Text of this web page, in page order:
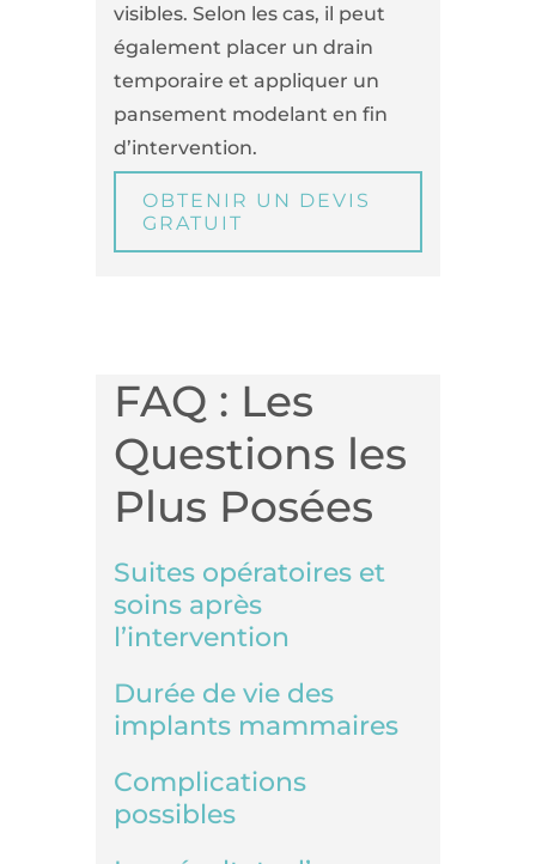
visibles. Selon les cas, il peut
également placer un drain
temporaire et appliquer un
pansement modelant en fin
d’intervention.
OBTENIR UN DEVIS
GRATUIT
FAQ : Les
Questions les
Plus Posées
Suites opératoires et
soins après
l’intervention
Durée de vie des
implants mammaires
Complications
possibles